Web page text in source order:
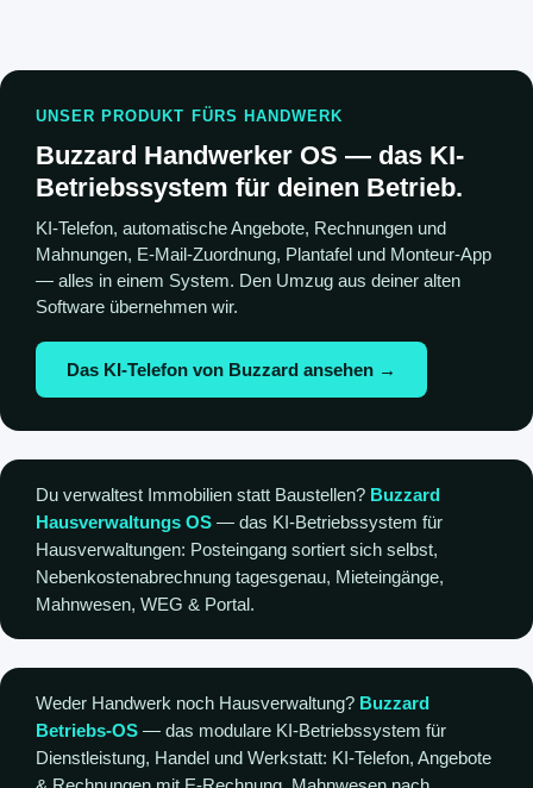
UNSER PRODUKT FÜRS HANDWERK
Buzzard Handwerker OS — das KI-
Betriebssystem für deinen Betrieb.
KI-Telefon, automatische Angebote, Rechnungen und
Mahnungen, E-Mail-Zuordnung, Plantafel und Monteur-App
— alles in einem System. Den Umzug aus deiner alten
Software übernehmen wir.
Das KI-Telefon von Buzzard ansehen →
Du verwaltest Immobilien statt Baustellen? Buzzard
Hausverwaltungs OS — das KI-Betriebssystem für
Hausverwaltungen: Posteingang sortiert sich selbst,
Nebenkostenabrechnung tagesgenau, Mieteingänge,
Mahnwesen, WEG & Portal.
Weder Handwerk noch Hausverwaltung? Buzzard
Betriebs-OS — das modulare KI-Betriebssystem für
Dienstleistung, Handel und Werkstatt: KI-Telefon, Angebote